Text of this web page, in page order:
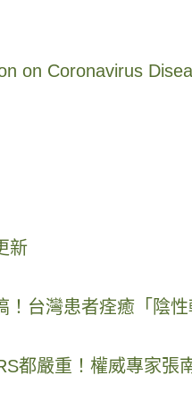
on Coronavirus
新
！台灣患者痊癒「陰
都嚴重！權威專家張